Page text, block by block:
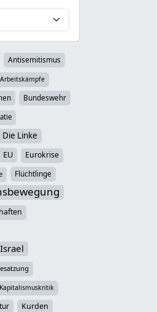
Antisemitismus
Arbeitskämpfe
Bundeswehr
Die Linke
EU
Eurokrise
Flüchtlinge
Israel
Kapitalismuskritik
Kurden